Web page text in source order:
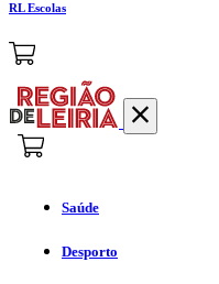
RL Escolas
Saúde
Desporto